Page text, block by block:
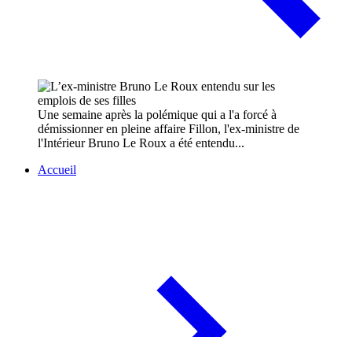
Une semaine après la polémique qui a l'a forcé à
démissionner en pleine affaire Fillon, l'ex-ministre de
l'Intérieur Bruno Le Roux a été entendu...
Accueil